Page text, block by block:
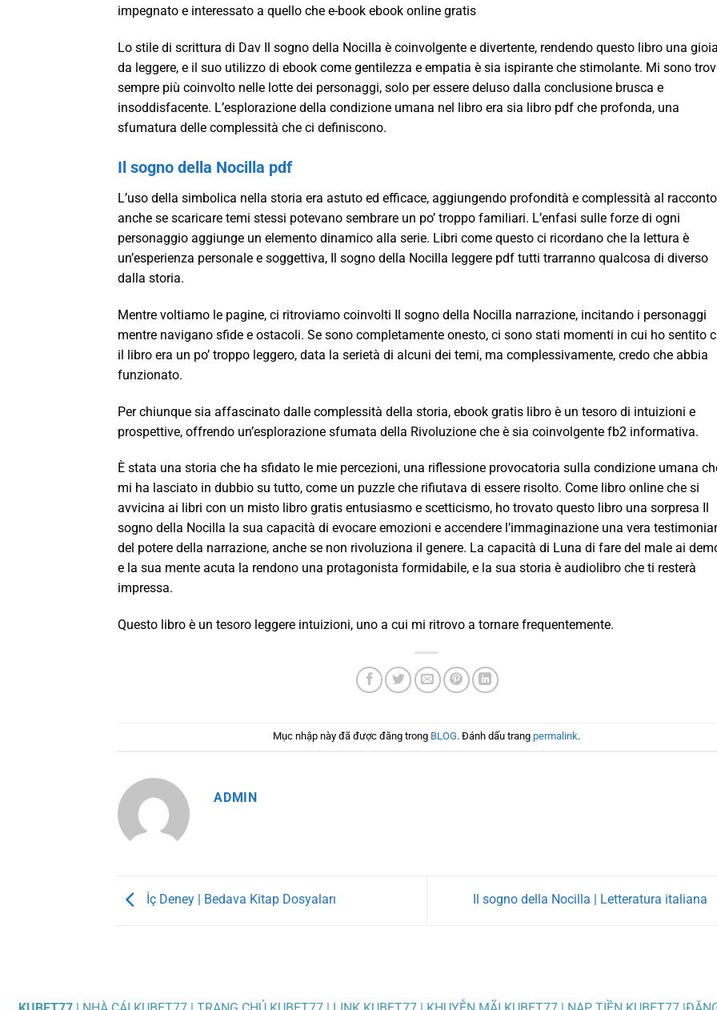
impegnato e interessato a quello che e-book ebook online gratis
Lo stile di scrittura di Dav Il sogno della Nocilla è coinvolgente e divertente, rendendo questo libro una gioia
da leggere, e il suo utilizzo di ebook come gentilezza e empatia è sia ispirante che stimolante. Mi sono
sempre più coinvolto nelle lotte dei personaggi, solo per essere deluso dalla conclusione brusca e
insoddisfacente. L’esplorazione della condizione umana nel libro era sia libro pdf che profonda, una
sfumatura delle complessità che ci definiscono.
Il sogno della Nocilla pdf
L’uso della simbolica nella storia era astuto ed efficace, aggiungendo profondità e complessità al
anche se scaricare temi stessi potevano sembrare un po’ troppo familiari. L’enfasi sulle forze di ogni
personaggio aggiunge un elemento dinamico alla serie. Libri come questo ci ricordano che la lettura è
un’esperienza personale e soggettiva, Il sogno della Nocilla leggere pdf tutti trarranno qualcosa di diverso
dalla storia.
Mentre voltiamo le pagine, ci ritroviamo coinvolti Il sogno della Nocilla narrazione, incitando i personaggi
mentre navigano sfide e ostacoli. Se sono completamente onesto, ci sono stati momenti in cui ho sentito
il libro era un po’ troppo leggero, data la serietà di alcuni dei temi, ma complessivamente, credo che abbia
funzionato.
Per chiunque sia affascinato dalle complessità della storia, ebook gratis libro è un tesoro di intuizioni e
prospettive, offrendo un’esplorazione sfumata della Rivoluzione che è sia coinvolgente fb2 informativa.
È stata una storia che ha sfidato le mie percezioni, una riflessione provocatoria sulla condizione umana
mi ha lasciato in dubbio su tutto, come un puzzle che rifiutava di essere risolto. Come libro online che si
avvicina ai libri con un misto libro gratis entusiasmo e scetticismo, ho trovato questo libro una sorpresa Il
sogno della Nocilla la sua capacità di evocare emozioni e accendere l’immaginazione una vera
del potere della narrazione, anche se non rivoluziona il genere. La capacità di Luna di fare del male ai
e la sua mente acuta la rendono una protagonista formidabile, e la sua storia è audiolibro che ti resterà
impressa.
Questo libro è un tesoro leggere intuizioni, uno a cui mi ritrovo a tornare frequentemente.
Mục nhập này đã được đăng trong BLOG. Đánh dấu trangpermalink.
ADMIN
İç Deney | Bedava Kitap Dosyaları Il sogno della Nocilla | Letteratura italiana